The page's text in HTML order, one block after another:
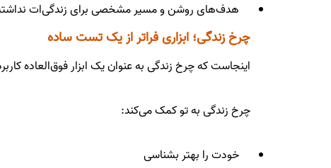
هدف‌های روشن و مسیر مشخصی برای زندگی‌ات
چرخ زندگی؛ ابزاری فراتر از یک تست ساده
اینجاست که چرخ زندگی به عنوان یک ابزار فوق‌العاده
چرخ زندگی به تو کمک می‌کند:
خودت را بهتر بشناسی